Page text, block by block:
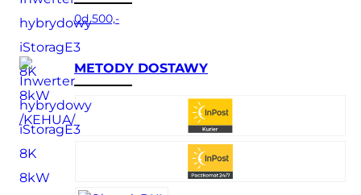
0d 500,-
METODY DOSTAWY